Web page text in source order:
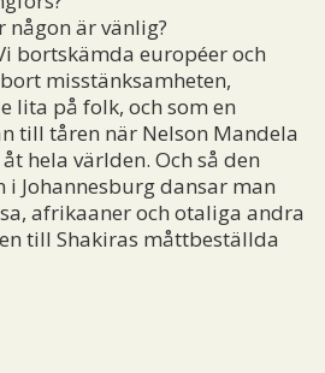
någon är vänlig?
bortskämda européer och
misstänksamheten,
lita på folk, och som en
till tåren när Nelson Mandela
hela världen. Och så den
Johannesburg dansar man
afrikaaner och otaliga andra
till Shakiras måttbeställda